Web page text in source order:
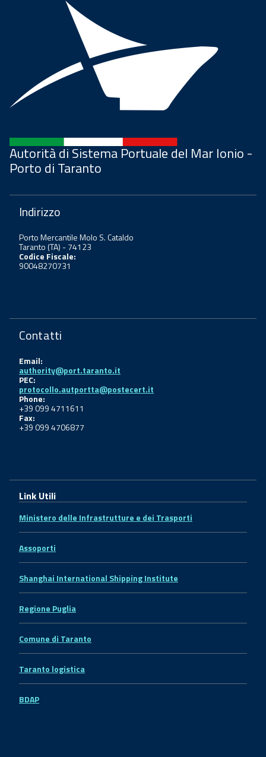
Autorità di Sistema Portuale del Mar Ionio -
Porto di Taranto
Indirizzo
Porto Mercantile Molo S. Cataldo
Taranto (TA) - 74123
Codice Fiscale:
90048270731
Contatti
Email:
authority@port.taranto.it
PEC:
protocollo.autportta@postecert.it
Phone:
+39 099 4711611
Fax:
+39 099 4706877
Link Utili
Ministero delle Infrastrutture e dei Trasporti
Assoporti
Shanghai International Shipping Institute
Regione Puglia
Comune di Taranto
Taranto logistica
BDAP